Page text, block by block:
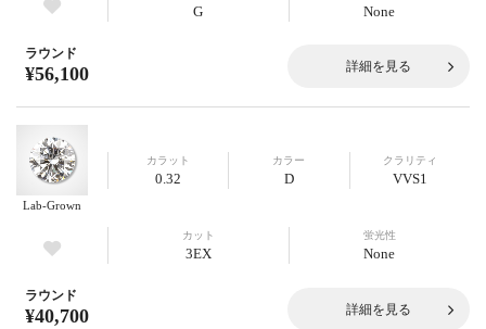
G None
ラウンド
¥56,100 詳細を見る
Lab-Grown
カラット
0.32
カラー
D
クラリティ
VVS1
カット
3EX
蛍光性
None
ラウンド
¥40,700 詳細を見る